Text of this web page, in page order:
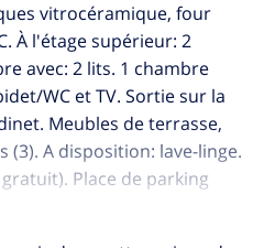
vitrocéramique, four
À l'étage supérieur: 2
avec: 2 lits. 1 chambre
WC et TV. Sortie sur la
Meubles de terrasse,
(3). A disposition: lave-linge.
Place de parking
"Mas Nou", de 2 étages.